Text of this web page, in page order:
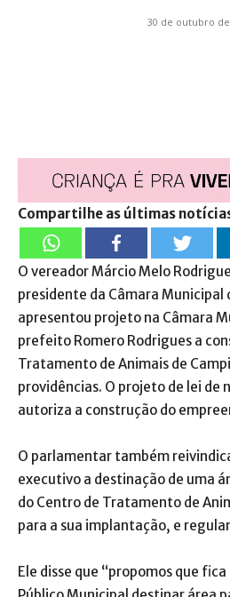
30 de outubro de
Compartilhe as últimas
O vereador Márcio Melo
presidente da Câmara Municipal
apresentou projeto na Câmara
prefeito Romero Rodrigues a
Tratamento de Animais de
providências. O projeto de lei de
autoriza a construção do
O parlamentar também
executivo a destinação de uma
do Centro de Tratamento de
para a sua implantação, e
Ele disse que “propomos que